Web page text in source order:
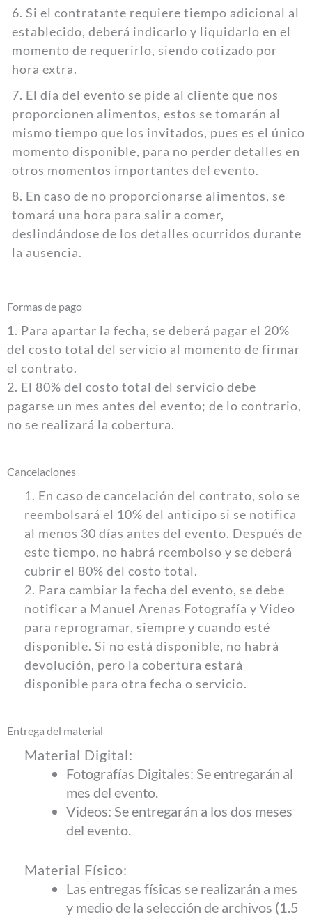
6. Si el contratante requiere tiempo adicional al
establecido, deberá indicarlo y liquidarlo en el
momento de requerirlo, siendo cotizado por
hora extra.
7. El día del evento se pide al cliente que nos
proporcionen alimentos, estos se tomarán al
mismo tiempo que los invitados, pues es el único
momento disponible, para no perder detalles en
otros momentos importantes del evento.
8. En caso de no proporcionarse alimentos, se
tomará una hora para salir a comer,
deslindándose de los detalles ocurridos durante
la ausencia.
Formas de pago
1. Para apartar la fecha, se deberá pagar el 20%
del costo total del servicio al momento de firmar
el contrato.
2. El 80% del costo total del servicio debe
pagarse un mes antes del evento; de lo contrario,
no se realizará la cobertura.
Cancelaciones
1. En caso de cancelación del contrato, solo se
reembolsará el 10% del anticipo si se notifica
al menos 30 días antes del evento. Después de
este tiempo, no habrá reembolso y se deberá
cubrir el 80% del costo total.
2. Para cambiar la fecha del evento, se debe
notificar a Manuel Arenas Fotografía y Video
para reprogramar, siempre y cuando esté
disponible. Si no está disponible, no habrá
devolución, pero la cobertura estará
disponible para otra fecha o servicio.
Entrega del material
Material Digital:
Fotografías Digitales: Se entregarán al
mes del evento.
Videos: Se entregarán a los dos meses
del evento.
Material Físico:
Las entregas físicas se realizarán a mes
y medio de la selección de archivos (1.5